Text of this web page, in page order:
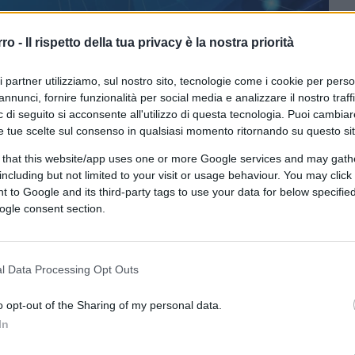
- Il rispetto della tua privacy è la nostra priorità
partner utilizziamo, sul nostro sito, tecnologie come i cookie per
fornire funzionalità per social media e analizzare il nostro
di seguito si acconsente all'utilizzo di questa tecnologia. Puoi
tue scelte sul consenso in qualsiasi momento ritornando su questo
that this website/app uses one or more Google services and may
but not limited to your visit or usage behaviour. You may
to Google and its third-party tags to use your data for below
consent section.
Data Processing Opt Outs
opt-out of the Sharing of my personal data.
su Google CLICCA QUI
mercati finanziari
l’inflazione?
che prevedevano le banche centrali.